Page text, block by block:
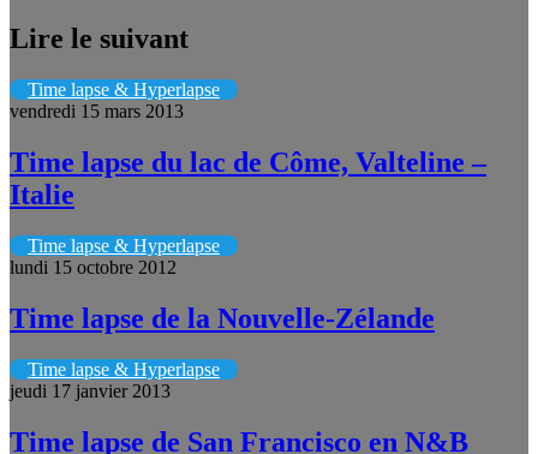
Lire le suivant
Time lapse & Hyperlapse
vendredi 15 mars 2013
Time lapse du lac de Côme, Valteline –
Italie
Time lapse & Hyperlapse
lundi 15 octobre 2012
Time lapse de la Nouvelle-Zélande
Time lapse & Hyperlapse
jeudi 17 janvier 2013
Time lapse de San Francisco en N&B